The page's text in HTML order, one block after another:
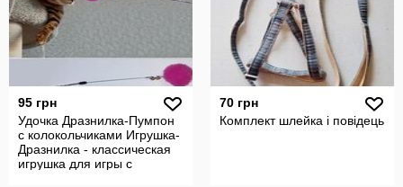
95 грн
Удочка Дразнилка-Пумпон
с колокольчиками Игрушка-
Дразнилка - классическая
игрушка для игры с
70 грн
Комплект шлейка і повідець